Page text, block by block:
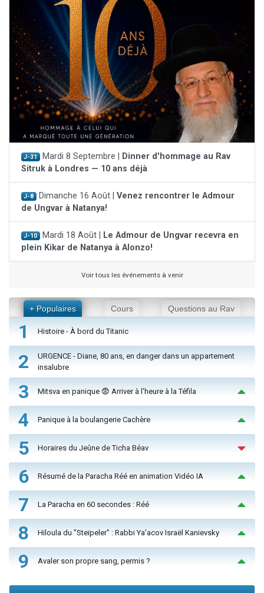
J-31 Mardi 8 Septembre |
Dinner d'hommage au Rav
Sitruk à Londres — 10 ans déjà
J-8 Dimanche 16 Août | Venez rencontrer le Admour
de Ungvar à Natanya!
J-10 Mardi 18 Août |
Le Admour de Ungvar recevra en
plein Kikar de Natanya à Alonzo!
Voir tous les événements à venir
+ Populaires Cours Questions au Rav
1 Histoire - À bord du Titanic
2
URGENCE - Diane, 80 ans, en danger dans un appartement
insalubre
3 Mitsva en panique 😨 Arriver à l'heure à la Téfila
4 Panique à la boulangerie Cachère
5 Horaires du Jeûne de Ticha Béav
6 Résumé de la Paracha Réé en animation Vidéo IA
7 La Paracha en 60 secondes : Réé
8 Hiloula du "Steïpeler" : Rabbi Ya’acov Israël Kanievsky
9 Avaler son propre sang, permis ?